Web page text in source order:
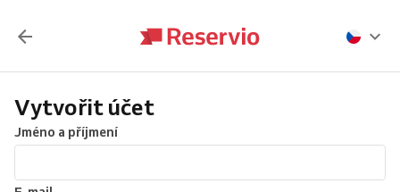
Vytvořit účet
Jméno a příjmení